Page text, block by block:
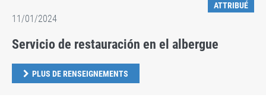
ATTRIBUÉ
11/01/2024
Servicio de restauración en el albergue
PLUS DE RENSEIGNEMENTS